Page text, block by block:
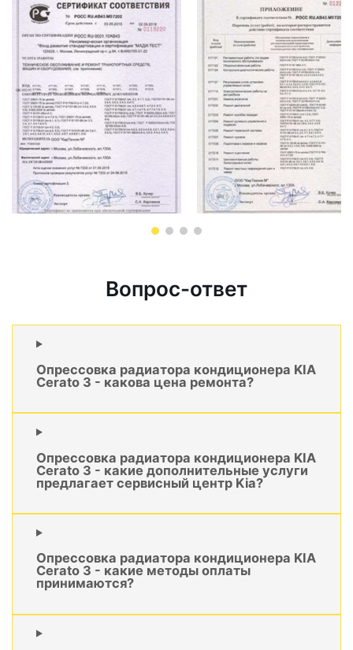
Вопрос-ответ
Опрессовка радиатора кондиционера KIA
Cerato 3 - какова цена ремонта?
Опрессовка радиатора кондиционера KIA
Cerato 3 - какие дополнительные услуги
предлагает сервисный центр Kia?
Опрессовка радиатора кондиционера KIA
Cerato 3 - какие методы оплаты
принимаются?